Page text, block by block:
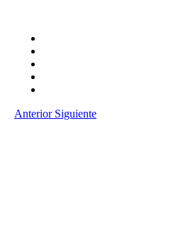
Anterior Siguiente